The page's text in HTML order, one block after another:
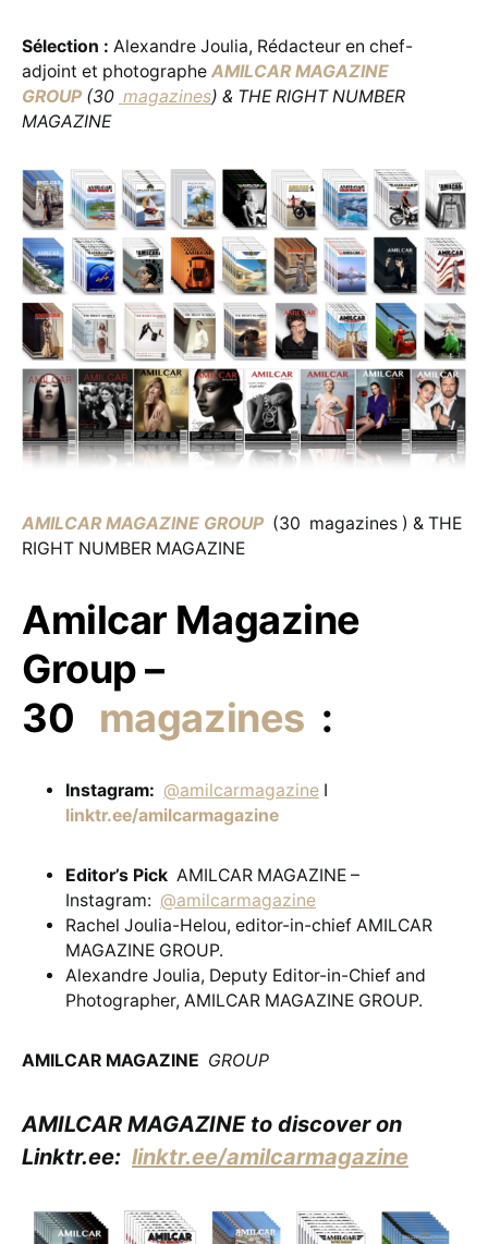
Sélection : Alexandre Joulia, Rédacteur en chef-
adjoint et photographe AMILCAR MAGAZINE
GROUP (30 magazines) & THE RIGHT NUMBER
MAGAZINE
AMILCAR MAGAZINE GROUP (30 magazines ) & THE
RIGHT NUMBER MAGAZINE
Amilcar Magazine
Group –
30 magazines :
Instagram: @amilcarmagazine I
linktr.ee/amilcarmagazine
Editor’s Pick AMILCAR MAGAZINE –
Instagram: @amilcarmagazine
Rachel Joulia-Helou, editor-in-chief AMILCAR
MAGAZINE GROUP.
Alexandre Joulia, Deputy Editor-in-Chief and
Photographer, AMILCAR MAGAZINE GROUP.
AMILCAR MAGAZINE GROUP
AMILCAR MAGAZINE to discover on
Linktr.ee: linktr.ee/amilcarmagazine